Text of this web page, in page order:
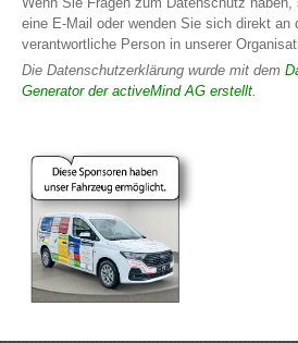
eine E-Mail oder wenden Sie sich direkt an
verantwortliche Person in unserer
Die Datenschutzerklärung wurde mit dem
Generator der activeMind AG erstellt.